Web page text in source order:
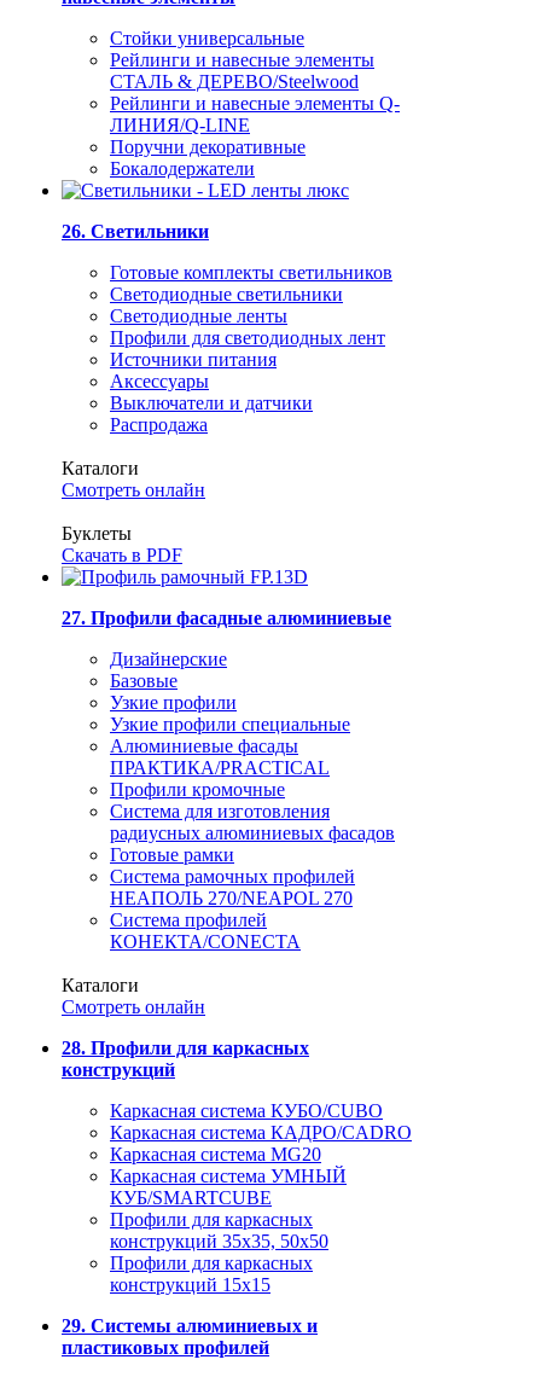
Стойки универсальные
Рейлинги и навесные элементы
СТАЛЬ & ДЕРЕВО/Steelwood
Рейлинги и навесные элементы Q-
ЛИНИЯ/Q-LINE
Поручни декоративные
Бокалодержатели
26. Светильники
Готовые комплекты светильников
Светодиодные светильники
Светодиодные ленты
Профили для светодиодных лент
Источники питания
Аксессуары
Выключатели и датчики
Распродажа
Каталоги
Смотреть онлайн
Буклеты
Скачать в PDF
27. Профили фасадные алюминиевые
Дизайнерские
Базовые
Узкие профили
Узкие профили специальные
Алюминиевые фасады
ПРАКТИКА/PRACTICAL
Профили кромочные
Система для изготовления
радиусных алюминиевых фасадов
Готовые рамки
Система рамочных профилей
НЕАПОЛЬ 270/NEAPOL 270
Система профилей
КОНЕКТА/CONECTA
Каталоги
Смотреть онлайн
28. Профили для каркасных
конструкций
Каркасная система КУБО/CUBO
Каркасная система КАДРО/CADRO
Каркасная система MG20
Каркасная система УМНЫЙ
КУБ/SMARTCUBE
Профили для каркасных
конструкций 35x35, 50x50
Профили для каркасных
конструкций 15х15
29. Системы алюминиевых и
пластиковых профилей